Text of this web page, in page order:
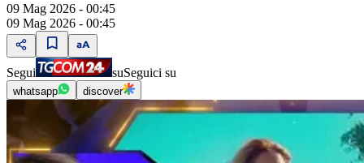
09 Mag 2026 - 00:45
09 Mag 2026 - 00:45
Segui suSeguici su
whatsapp discover